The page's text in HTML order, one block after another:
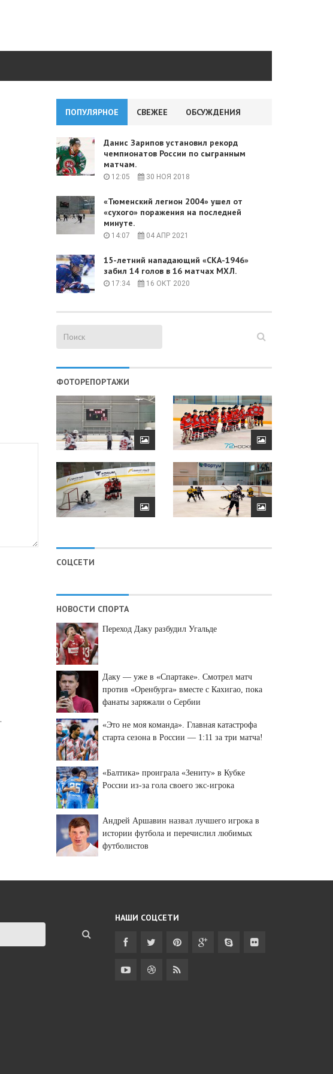
.
ПОПУЛЯРНОЕ СВЕЖЕЕ ОБСУЖДЕНИЯ
Данис Зарипов установил рекорд
чемпионатов России по сыгранным
матчам.
12:05 30 НОЯ 2018
«Тюменский легион 2004» ушел от
«сухого» поражения на последней
минуте.
14:07 04 АПР 2021
15-летний нападающий «СКА-1946»
забил 14 голов в 16 матчах МХЛ.
17:34 16 ОКТ 2020
ФОТОРЕПОРТАЖИ
СОЦСЕТИ
НОВОСТИ СПОРТА
Переход Даку разбудил Угальде
Даку — уже в «Спартаке». Смотрел матч
против «Оренбурга» вместе с Кахигао, пока
фанаты заряжали о Сербии
«Это не моя команда». Главная катастрофа
старта сезона в России — 1:11 за три матча!
«Балтика» проиграла «Зениту» в Кубке
России из-за гола своего экс-игрока
Андрей Аршавин назвал лучшего игрока в
истории футбола и перечислил любимых
футболистов
НАШИ СОЦСЕТИ